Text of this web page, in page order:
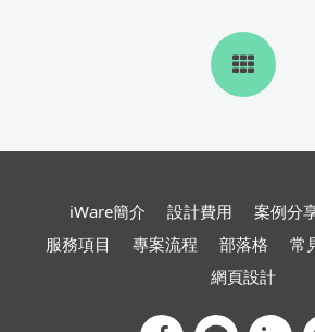
iWare簡介 設計費用 案例分
服務項目
專案流程 部落格 常
網頁設計